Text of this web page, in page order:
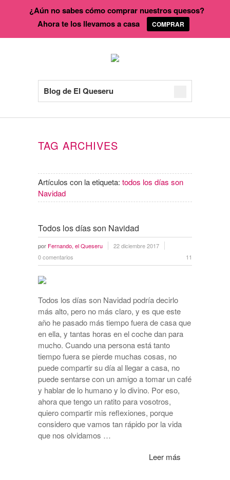
Blog de El Queseru
TAG ARCHIVES
Artículos con la etiqueta: todos los días son
Navidad
Todos los días son Navidad
por Fernando, el Queseru
22 diciembre 2017
0 comentarios
11
Todos los días son Navidad podría decirlo
más alto, pero no más claro, y es que este
año he pasado más tiempo fuera de casa que
en ella, y tantas horas en el coche dan para
mucho. Cuando una persona está tanto
tiempo fuera se pierde muchas cosas, no
puede compartir su día al llegar a casa, no
puede sentarse con un amigo a tomar un café
y hablar de lo humano y lo divino. Por eso,
ahora que tengo un ratito para vosotros,
quiero compartir mis reflexiones, porque
considero que vamos tan rápido por la vida
que nos olvidamos …
Leer más
¿Aún no sabes cómo comprar nuestros quesos?
Ahora te los llevamos a casa
COMPRAR